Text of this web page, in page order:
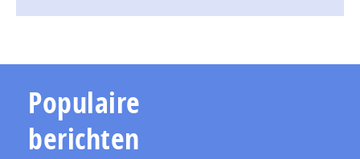
Populaire
berichten